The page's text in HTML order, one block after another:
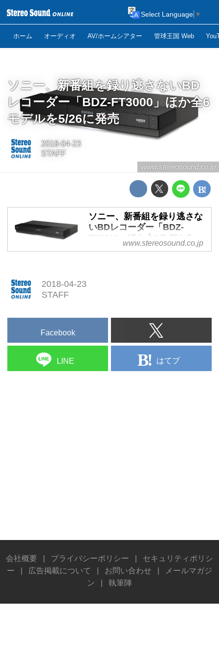
ホーム オーディオ AV/ホームシアター 管球王国 Web
Select Language ▼
www.stereosound.co.jp
ソニー、新番組を録り逃さないBD
レコーダー「BDZ-FT3000」ほか全6
モデルを5/26に発売
2018-04-23
STAFF
ソニー、新番組を録り逃さな
いBDレコーダー「BDZ-
FT3000」ほか全6モデルを
5/26に発売 | Stereo Sound
www.stereosound.co.jp
2018-04-23
STAFF
Facebook
LINE はてブ
会社概要 プライバシーポリシー
セキュリティポリシ
ー
広告掲載について お問い合わせ
メールマガジ
ン
執筆陣